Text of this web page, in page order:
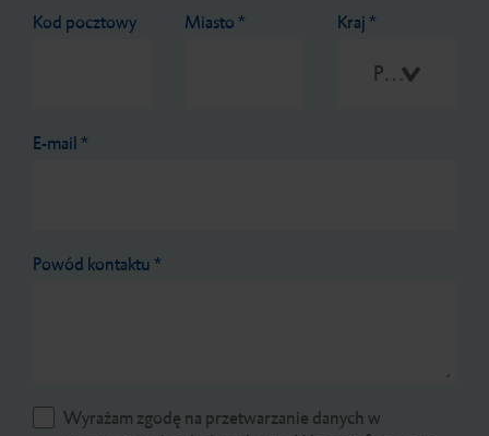
Kod pocztowy Miasto* Kraj*
Proszę wybrać
E-mail*
Powód kontaktu*
Wyrażam zgodę na przetwarzanie danych w